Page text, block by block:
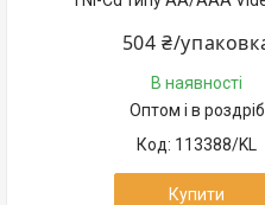
504 ₴/
В наявності
Оптом і в роздріб
113388/KL
Купити